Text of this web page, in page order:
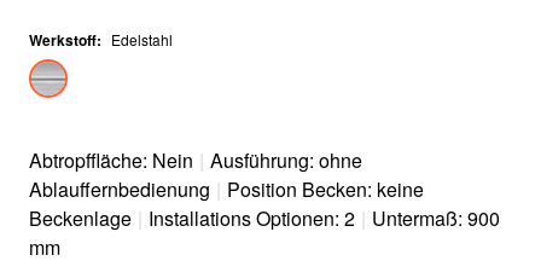
Werkstoff: Edelstahl
Abtropffläche: Nein | Ausführung: ohne
Ablauffernbedienung | Position Becken: keine
Beckenlage | Installations Optionen: 2 | Untermaß: 900
mm